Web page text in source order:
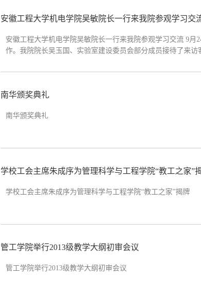
安徽工程大学机电学院吴敏院长一行来我院参观学习交
安徽工程大学机电学院吴敏院长一行来我院参观学习交流 9
作。我院院长吴玉国、实验室建设委员会部分成员接待了来
南华颁奖典礼
南华颁奖典礼
学校工会主席朱成序为管理科学与工程学院“教工之家”
学校工会主席朱成序为管理科学与工程学院“教工之家”揭牌
管工学院举行2013级教学大纲初审会议
管工学院举行2013级教学大纲初审会议